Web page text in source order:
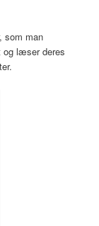
som man
og læser deres